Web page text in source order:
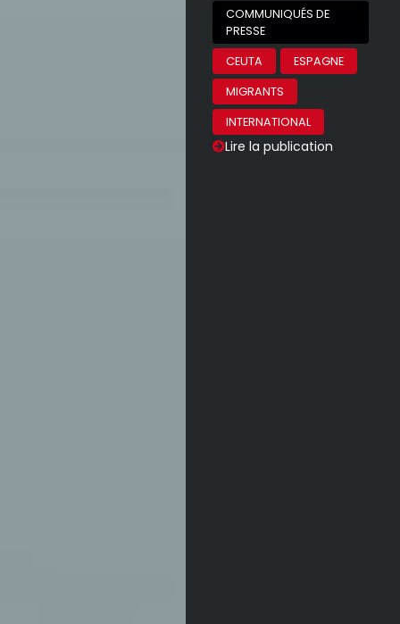
COMMUNIQUÉS DE
PRESSE
CEUTA
ESPAGNE
MIGRANTS
INTERNATIONAL
Lire la publication